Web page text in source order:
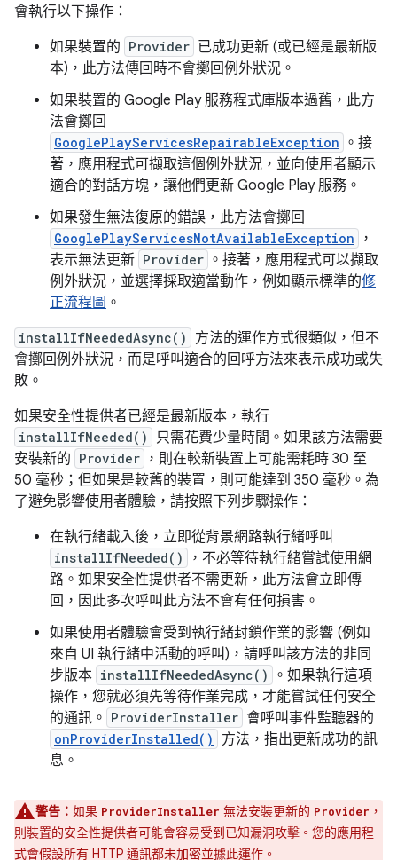
會執行以下操作：
如果裝置的 Provider 已成功更新 (或已經是最新版
本)，此方法傳回時不會擲回例外狀況。
如果裝置的 Google Play 服務程式庫版本過舊，此方
法會擲回
GooglePlayServicesRepairableException 。接
著，應用程式可擷取這個例外狀況，並向使用者顯示
適合的對話方塊，讓他們更新 Google Play 服務。
如果發生無法復原的錯誤，此方法會擲回
GooglePlayServicesNotAvailableException
，
表示無法更新 Provider 。接著，應用程式可以擷取
例外狀況，並選擇採取適當動作，例如顯示標準的修
正流程圖 。
installIfNeededAsync()
方法的運作方式很類似，但不
會擲回例外狀況，而是呼叫適合的回呼方法來表示成功或失
敗。
如果安全性提供者已經是最新版本，執行
installIfNeeded()
只需花費少量時間。如果該方法需要
安裝新的 Provider ，則在較新裝置上可能需耗時 30 至
50 毫秒；但如果是較舊的裝置，則可能達到 350 毫秒。為
了避免影響使用者體驗，請按照下列步驟操作：
在執行緒載入後，立即從背景網路執行緒呼叫
installIfNeeded()
，不必等待執行緒嘗試使用網
路。如果安全性提供者不需更新，此方法會立即傳
回，因此多次呼叫此方法不會有任何損害。
如果使用者體驗會受到執行緒封鎖作業的影響 (例如
來自 UI 執行緒中活動的呼叫)，請呼叫該方法的非同
步版本 installIfNeededAsync()
。如果執行這項
操作，您就必須先等待作業完成，才能嘗試任何安全
的通訊。 ProviderInstaller 會呼叫事件監聽器的
onProviderInstalled()
方法，指出更新成功的訊
息。
警告： 如果 ProviderInstaller 無法安裝更新的 Provider ，
則裝置的安全性提供者可能會容易受到已知漏洞攻擊。您的應用程
式會假設所有 HTTP 通訊都未加密並據此運作。